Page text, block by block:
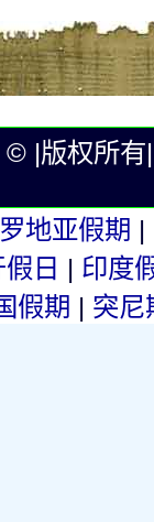
© |版权所
地亚假期 |
日 | 印度
假期 | 突